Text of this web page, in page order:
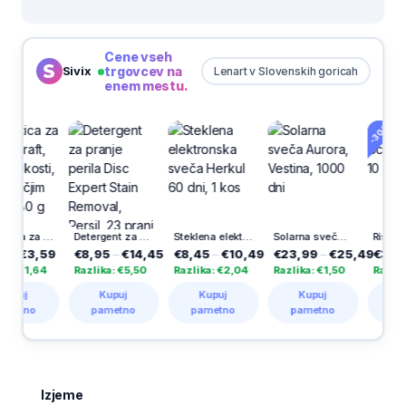
Sivix Lenart v Slovenskih goricah
Cene vseh
trgovcev na
enem mestu.
Detergent za pranje perila Disc Expert Stain Removal, Persil, 23 pranj
€8,95 –€14,45
Razlika: €5,50
pametno
Steklena elektronska sveča Herkul 60 dni, 1 kos
€8,45 –€10,49
Razlika: €2,04
pametno
Solarna sveča Aurora, Vestina, 1000 dni
€23,99–€25,49
Razlika: €1,50
pametno
€3,49–
Razlika:
Izjeme